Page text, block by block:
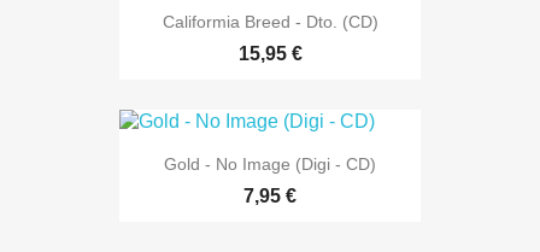
Califormia Breed - Dto. (CD)
15,95 €
Gold - No Image (Digi - CD)
7,95 €